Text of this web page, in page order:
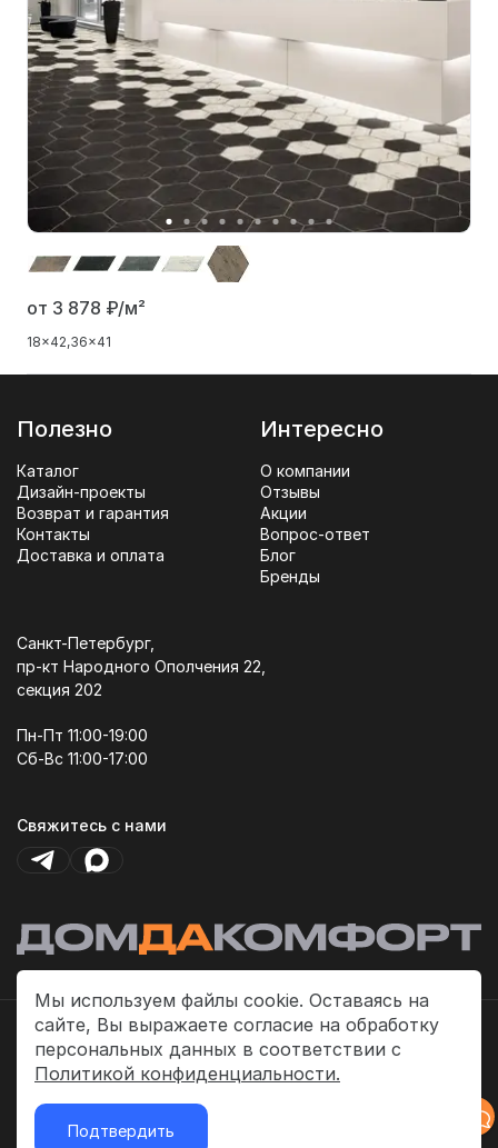
Мы используем файлы cookie. Оставаясь на
сайте, Вы выражаете согласие на обработку
персональных данных в соответствии с
Политикой конфиденциальности.
Подтвердить
от 3 878 ₽/м²
18x42 36x41
Полезно
Каталог
Дизайн-проекты
Возврат и гарантия
Контакты
Доставка и оплата
Интересно
О компании
Отзывы
Акции
Вопрос-ответ
Блог
Бренды
Санкт-Петербург,
пр-кт Народного Ополчения 22,
секция 202
Пн-Пт 11:00-19:00
Сб-Вс 11:00-17:00
Свяжитесь с нами
Политика платежей
Политика конфиденциальности
2026 © «ДомДаКомфорт»